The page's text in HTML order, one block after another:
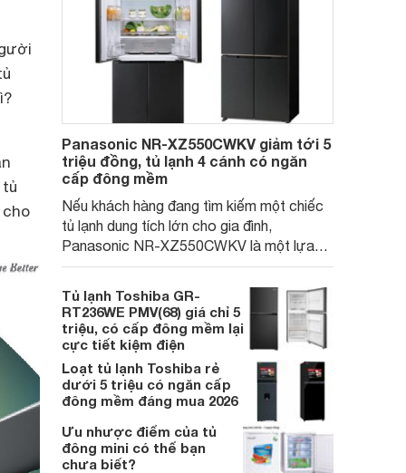
Panasonic NR-XZ550CWKV giảm tới 5
triệu đồng, tủ lạnh 4 cánh có ngăn
cấp đông mềm
Nếu khách hàng đang tìm kiếm một chiếc
tủ lạnh dung tích lớn cho gia đình,
Panasonic NR-XZ550CWKV là một lựa
chọn đáng cân nhắc nhờ không gian lưu
trữ rộng rãi và nhiều công nghệ hiện đại.
Tủ lạnh Toshiba GR-
RT236WE PMV(68) giá chỉ 5
triệu, có cấp đông mềm lại
cực tiết kiệm điện
Loạt tủ lạnh Toshiba rẻ
dưới 5 triệu có ngăn cấp
đông mềm đáng mua 2026
Ưu nhược điểm của tủ
đông mini có thể bạn
chưa biết?